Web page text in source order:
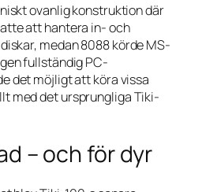
ovanlig konstruktion där
att hantera in- och
medan 8088 körde MS-
fullständig PC-
det möjligt att köra vissa
med det ursprungliga Tiki-
– och för dyr